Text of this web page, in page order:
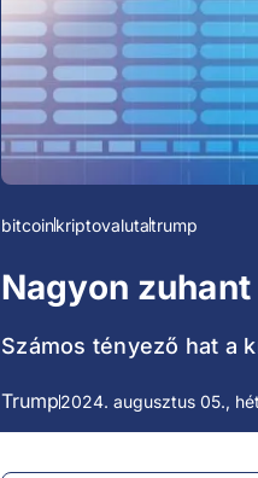
bitcoinkriptovalutatrump
Nagyon
Számos tényező hat a
Trump2024. augusztus 05.,